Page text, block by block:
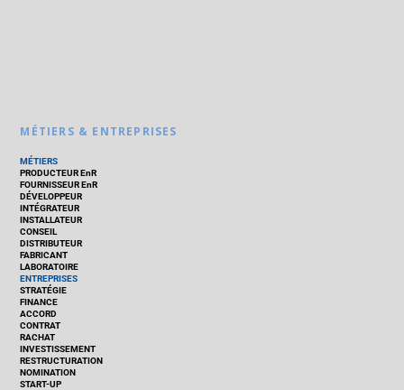
MÉTIERS & ENTREPRISES
MÉTIERS
PRODUCTEUR EnR
FOURNISSEUR EnR
DÉVELOPPEUR
INTÉGRATEUR
INSTALLATEUR
CONSEIL
DISTRIBUTEUR
FABRICANT
LABORATOIRE
ENTREPRISES
STRATÉGIE
FINANCE
ACCORD
CONTRAT
RACHAT
INVESTISSEMENT
RESTRUCTURATION
NOMINATION
START-UP